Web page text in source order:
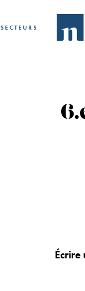
SECTEURS
Écrire